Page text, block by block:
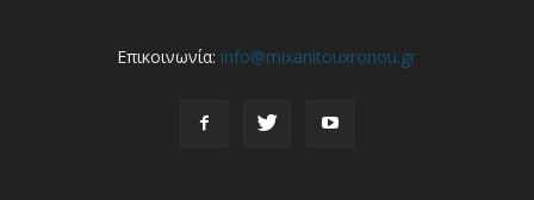
Επικοινωνία: info@mixanitouxronou.gr